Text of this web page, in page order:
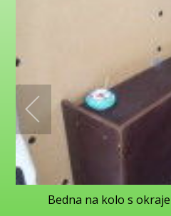
Bedna na kolo s